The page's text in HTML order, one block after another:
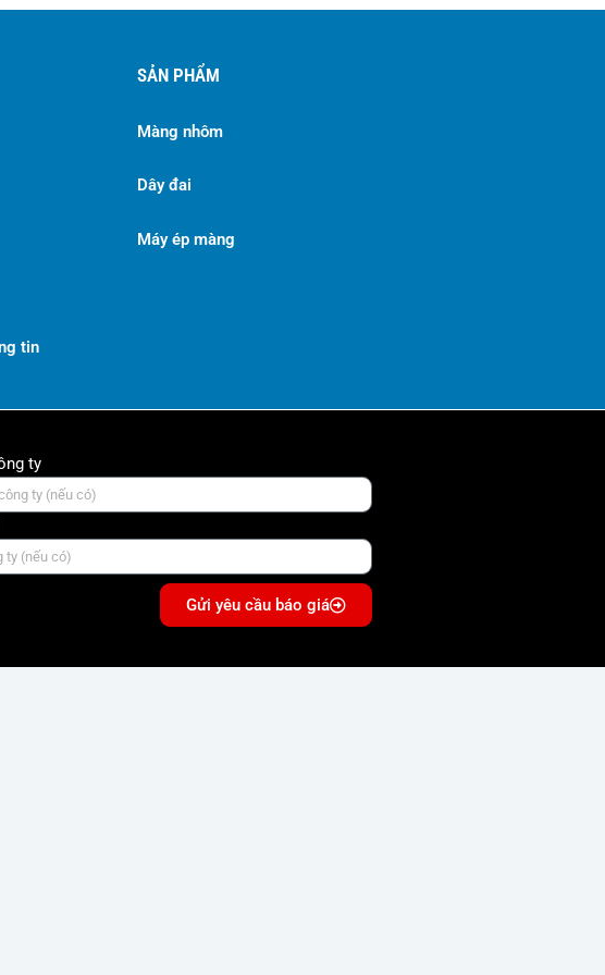
tin
SẢN PHẨM
Màng nhôm
Dây đai
Máy ép màng
ty
Gửi yêu cầu báo giá